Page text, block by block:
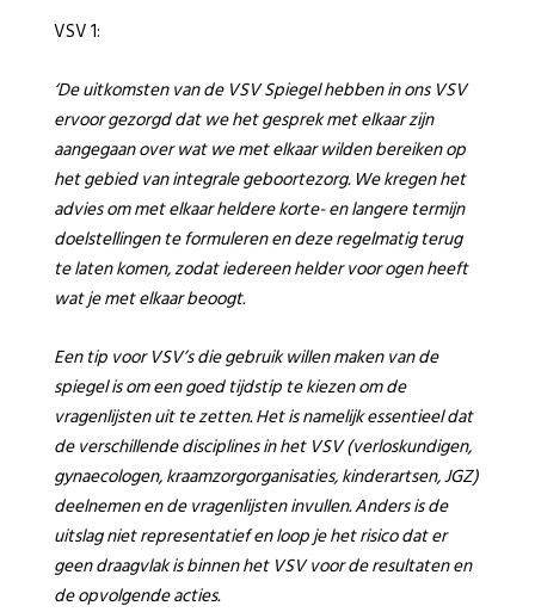
VSV 1:
‘De uitkomsten van de VSV Spiegel hebben in ons VSV
ervoor gezorgd dat we het gesprek met elkaar zijn
aangegaan over wat we met elkaar wilden bereiken op
het gebied van integrale geboortezorg. We kregen het
advies om met elkaar heldere korte- en langere termijn
doelstellingen te formuleren en deze regelmatig terug
te laten komen, zodat iedereen helder voor ogen heeft
wat je met elkaar beoogt.
Een tip voor VSV’s die gebruik willen maken van de
spiegel is om een goed tijdstip te kiezen om de
vragenlijsten uit te zetten. Het is namelijk essentieel dat
de verschillende disciplines in het VSV (verloskundigen,
gynaecologen, kraamzorgorganisaties, kinderartsen, JGZ)
deelnemen en de vragenlijsten invullen. Anders is de
uitslag niet representatief en loop je het risico dat er
geen draagvlak is binnen het VSV voor de resultaten en
de opvolgende acties.